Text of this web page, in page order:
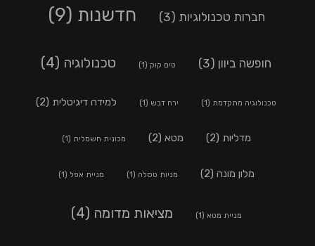
חברות טכנולוגיות (3) חדשנות (9)
חופשה ביוון (3) טים קוק (1) טכנולוגיה (4)
טכנולוגיה מתקדמת (1) ירח דבש (1) למידה דיגיטלית (2)
מדליות (2) מטא (2) מכונית חשמלית (1)
מלון מונה (2) מניות טסלה (1) מניית אפל (1)
מניית מטא (1) מציאות מדומה (4)